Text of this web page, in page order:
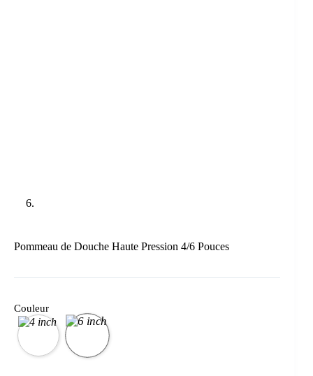
Pommeau de Douche Haute Pression 4/6 Pouces
Couleur